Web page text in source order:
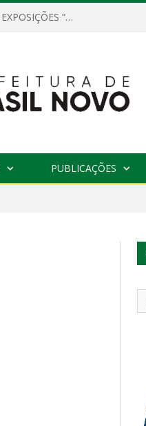
CONTRATOS DE CESSÃO DE USO DO PARQUES DE EXPOSIÇÕES “ORESTES BELIQUE”
PUBLICAÇÕES